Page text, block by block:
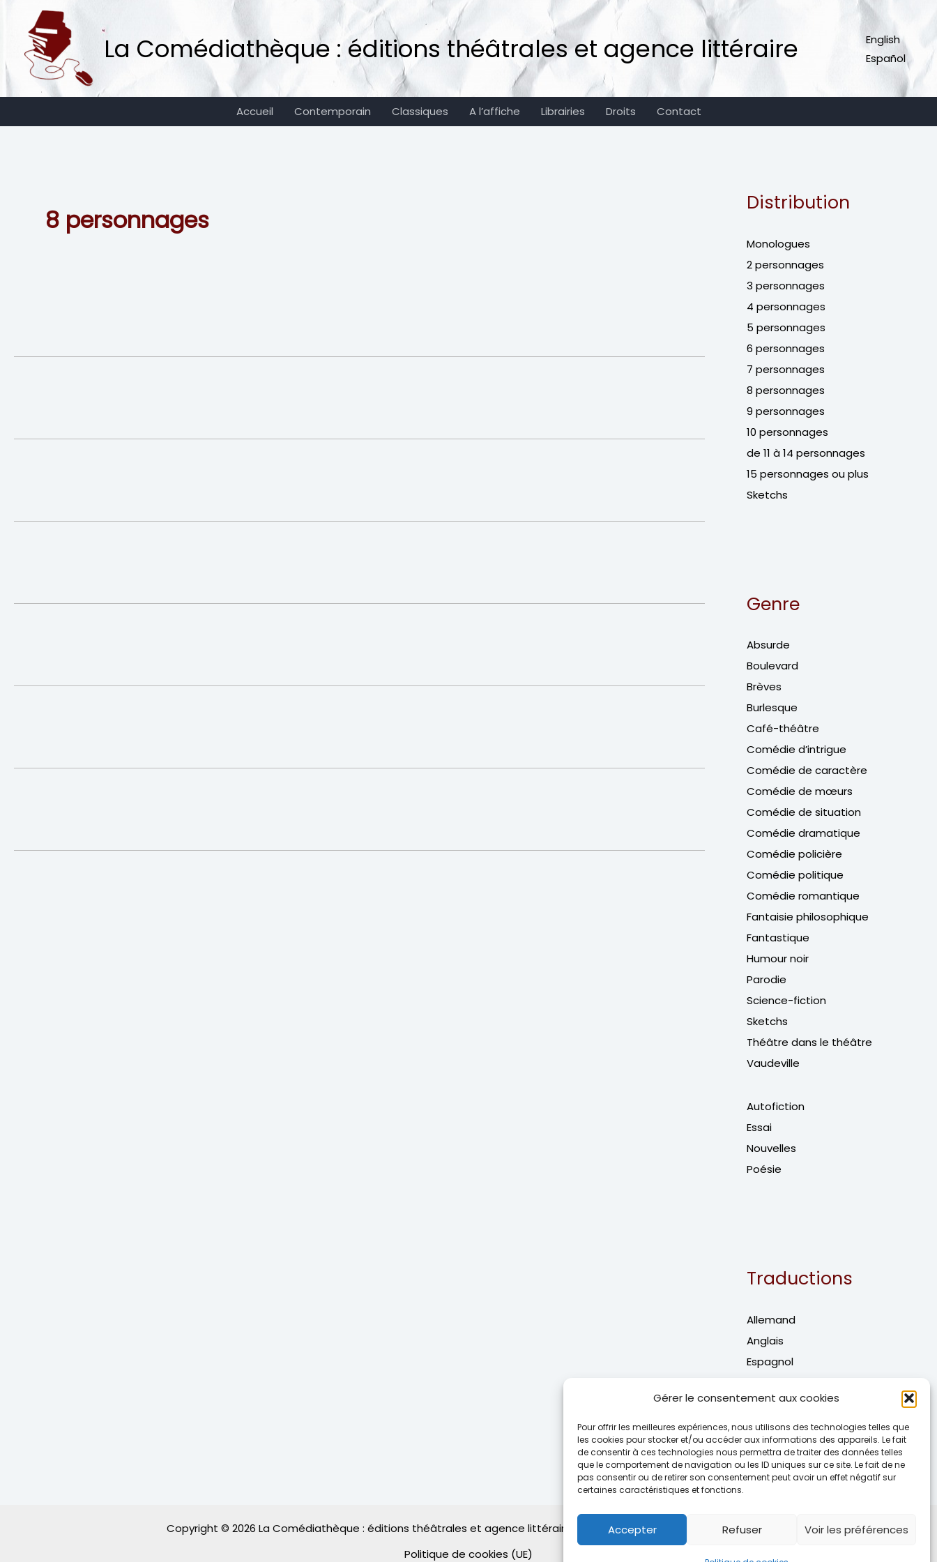
Gérer le consentement aux cookies
Pour offrir les meilleures expériences, nous utilisons des technologies telles que
les cookies pour stocker et/ou accéder aux informations des appareils. Le fait
de consentir à ces technologies nous permettra de traiter des données telles
que le comportement de navigation ou les ID uniques sur ce site. Le fait de ne
pas consentir ou de retirer son consentement peut avoir un effet négatif sur
certaines caractéristiques et fonctions.
Accepter Refuser Voir les préférences
contenu
La Comédiathèque : éditions théâtrales et agence littéraire
English
Español
Accueil Contemporain Classiques A l’affiche Librairies Droits Contact
8 personnages
Distribution
Monologues
2 personnages
3 personnages
4 personnages
5 personnages
6 personnages
7 personnages
8 personnages
9 personnages
10 personnages
de 11 à 14 personnages
15 personnages ou plus
Sketchs
Genre
Absurde
Boulevard
Brèves
Burlesque
Café-théâtre
Comédie d’intrigue
Comédie de caractère
Comédie de mœurs
Comédie de situation
Comédie dramatique
Comédie policière
Comédie politique
Comédie romantique
Fantaisie philosophique
Fantastique
Humour noir
Parodie
Science-fiction
Sketchs
Théâtre dans le théâtre
Vaudeville
Autofiction
Essai
Nouvelles
Poésie
Traductions
Allemand
Anglais
Espagnol
Portuguais
Editions bilingues
Copyright © 2026 La Comédiathèque : éditions théâtrales et agence littéraire | Powered byThème WordPress Astra
Politique de cookies (UE)